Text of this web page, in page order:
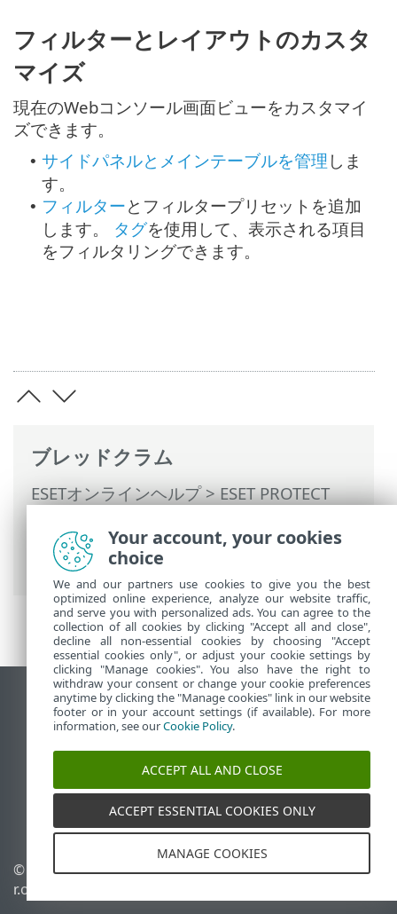
ブレッドクラム
ESETオンラインヘルプ>ESET PROTECT
ESET PROTECT On-Prem メインメニュー
詳細> コンピューターユーザー
フィルターとレイアウトのカスタ
マイズ
現在のWebコンソール画面ビューをカスタマイ
ズできます。
• サイドパネルとメインテーブルを管理 しま
す。
• フィルターとフィルタープリセットを追加
します。 タグを使用して、表示される項目
をフィルタリングできます。
デスクトップサイトの表示
End of Life
ESETナレッジベース
ESETフォーラム
ESET Status Portal
地域サポート
© 1992 - 2026 ESET, spol. s
r.o. - All rights reserved.
Cookieの管理
Your account, your cookies
choice
We and our partners use cookies to give you the best
optimized online experience, analyze our website traffic,
and serve you with personalized ads. You can agree to the
collection of all cookies by clicking "Accept all and close",
decline all non-essential cookies by choosing "Accept
essential cookies only", or adjust your cookie settings by
clicking "Manage cookies". You also have the right to
withdraw your consent or change your cookie preferences
anytime by clicking the "Manage cookies" link in our website
footer or in your account settings (if available). For more
information, see ourCookie Policy.
ACCEPT ALL AND CLOSE
ACCEPT ESSENTIAL COOKIES ONLY
MANAGE COOKIES